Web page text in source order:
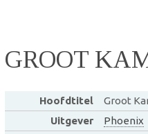
GROOT
Hoofdtitel
Groot
Uitgever
Phoenix